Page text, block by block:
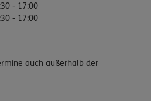
- 17:00
- 17:00
auch außerhalb der